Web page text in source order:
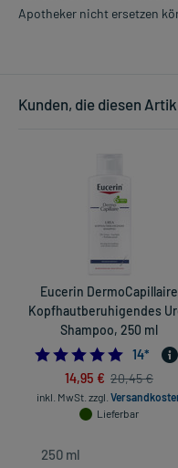
Apotheker nicht ersetzen
Kunden, die diesen
Eucerin DermoCapillaire
Kopfhautberuhigendes
Shampoo, 250 ml
14*
14,95 € 20,45 €
inkl. MwSt. zzgl.
Lieferbar